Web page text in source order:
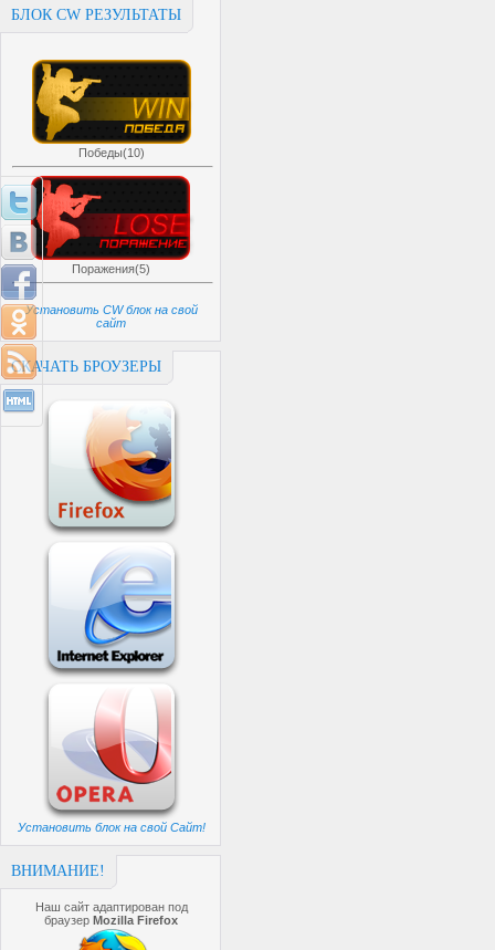
БЛОК CW РЕЗУЛЬТАТЫ
Победы(10)
Поражения(5)
Установить CW блок на свой
сайт
СКАЧАТЬ БРОУЗЕРЫ
Установить блок на свой Сайт!
ВНИМАНИЕ!
Наш сайт адаптирован под
браузерMozilla Firefox